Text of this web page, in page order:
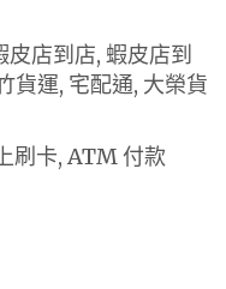
店到店, 蝦皮店到
貨運, 宅配通, 大榮貨
刷卡, ATM 付款